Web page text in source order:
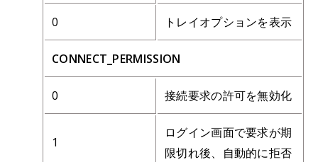
0 トレイオプションを表示
CONNECT_PERMISSION
0 接続要求の許可を無効化
1
ログイン画面で要求が期
限切れ後、自動的に拒否